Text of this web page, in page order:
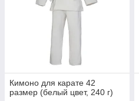
Кимоно для карате 42
размер (белый цвет, 240 г)